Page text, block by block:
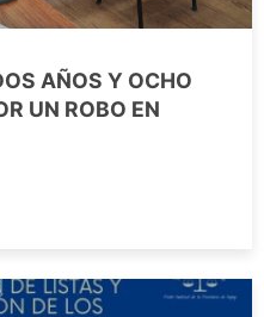
AÑOS Y OCHO
UN ROBO EN